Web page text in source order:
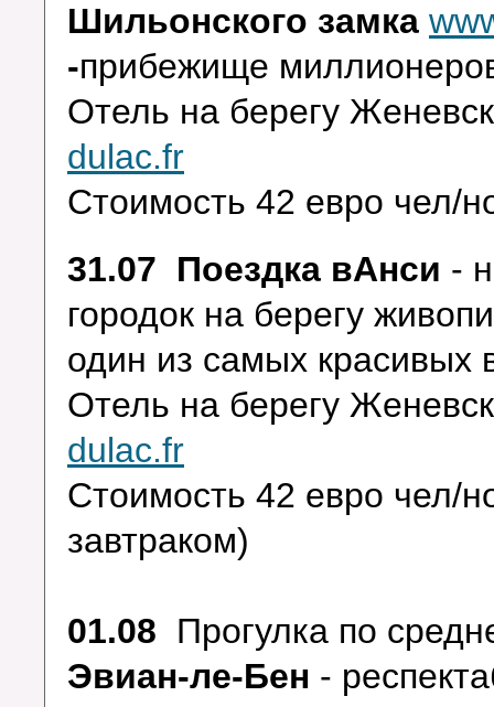
Шильонского замка
-прибежище
Отель на берегу
dulac.fr
Стоимость 42 евро чел/
31.07 Поездка вАнси -
городок на берегу
один из самых красивых
Отель на берегу
dulac.fr
Стоимость 42 евро чел/
завтраком)
01.08 Прогулка по
Эвиан-ле-Бен -